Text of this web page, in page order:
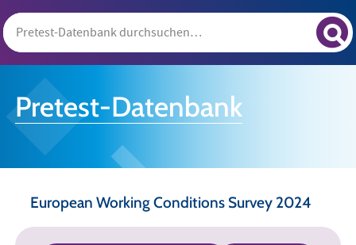
Pretest-Datenbank
European Working Conditions Survey 2024